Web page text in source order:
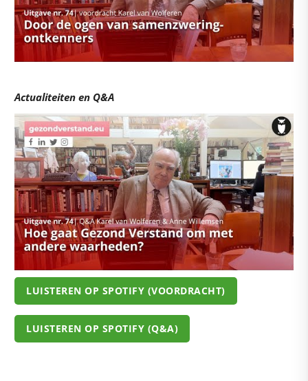
Actualiteiten en Q&A
LUISTEREN OP SPOTIFY (VOORDRACHT)
LUISTEREN OP SPOTIFY (Q&A)